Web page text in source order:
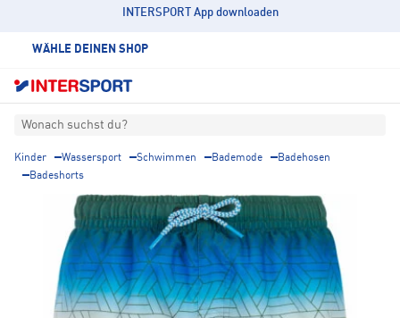
INTERSPORT App downloaden
WÄHLE DEINEN SHOP
Wonach suchst du?
Kinder Wassersport Schwimmen Bademode
Badehosen
Badeshorts